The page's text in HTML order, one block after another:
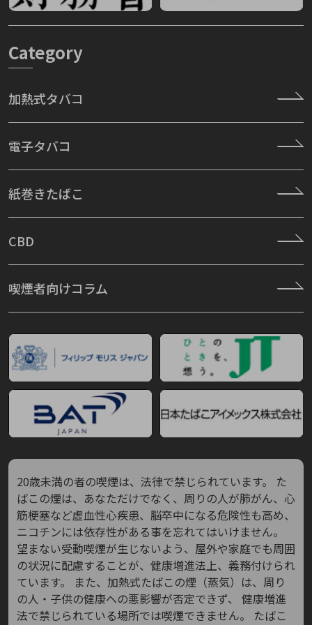
Category
加熱式タバコ
電子タバコ
紙巻きたばこ
CBD
喫煙者向けコラム
20歳未満の者の喫煙は、法律で禁じられています。
た
ばこの煙は、あなただけでなく、周りの人が肺がん、心
筋梗塞など虚血性心疾患、脳卒中になる危険性も高め、
ニコチンには依存性がある事を忘れてはいけません。
望まない受動喫煙が生じないよう、屋外や家庭でも周囲
の状況に配慮することが、健康増進法上、義務付けられ
ています。
また、加熱式たばこの煙（蒸気）は、周り
の人・子供の健康への悪影響が否定できず、
健康増進
法で禁じられている場所では喫煙できません。
たばこ